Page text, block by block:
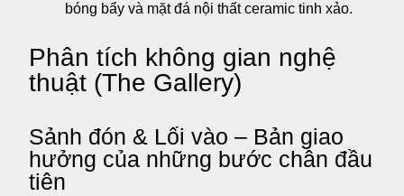
bóng bẩy và mặt đá nội thất ceramic tinh xảo.
Phân tích không gian nghệ
thuật (The Gallery)
Sảnh đón & Lối vào – Bản giao
hưởng của những bước chân đầu
tiên